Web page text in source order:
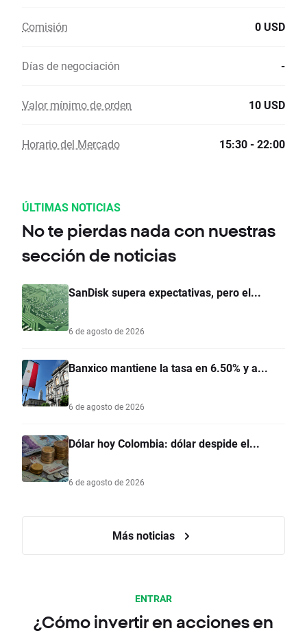
Comisión 0 USD
Días de negociación -
Valor mínimo de orden 10 USD
Horario del Mercado 15:30 - 22:00
ÚLTIMAS NOTICIAS
No te pierdas nada con nuestras
sección de noticias
SanDisk supera expectativas, pero el...
6 de agosto de 2026
Banxico mantiene la tasa en 6.50% y a...
6 de agosto de 2026
Dólar hoy Colombia: dólar despide el...
6 de agosto de 2026
Más noticias
ENTRAR
¿Cómo invertir en acciones en